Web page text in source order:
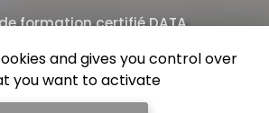
formation certifié DATA
and gives you control over
you want to activate